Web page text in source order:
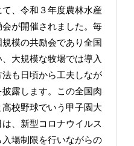
、令和３年度農林水産
が開催されました。毎
模の共励会であり全国
大規模な牧場では導入
も日頃から工夫しなが
露します。この全国肉
校野球でいう甲子園大
、新型コロナウイルス
場制限を行いながらの